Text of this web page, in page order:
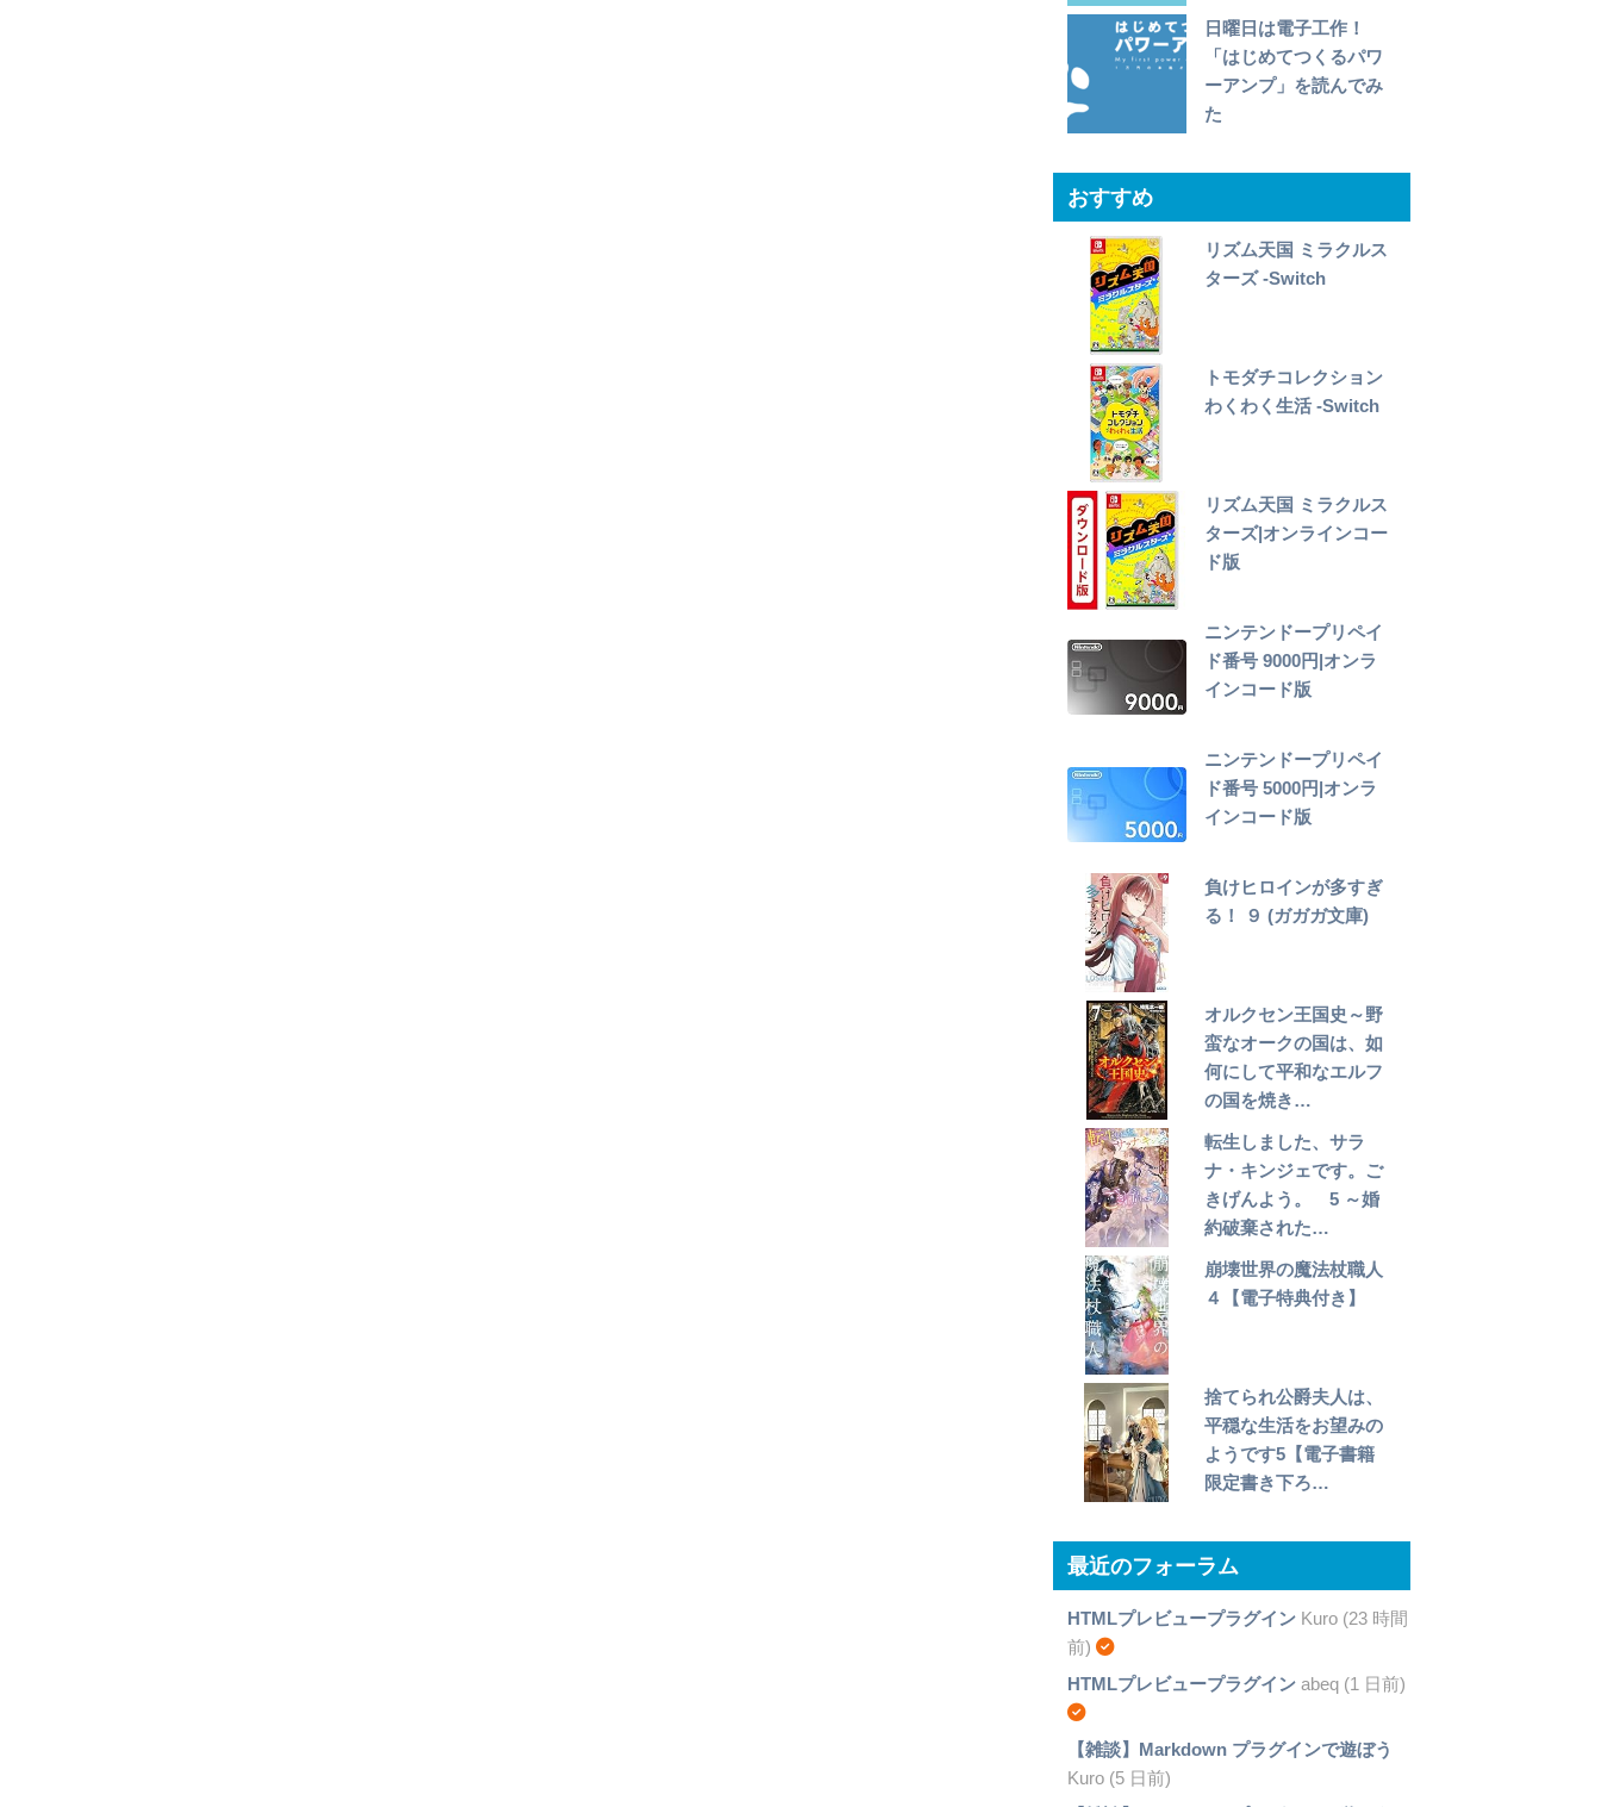
日曜日は電子工作！
「はじめてつくるパワ
ーアンプ」を読んでみ
た
おすすめ
リズム天国 ミラクルス
ターズ -Switch
トモダチコレクション
わくわく生活 -Switch
リズム天国 ミラクルス
ターズ|オンラインコー
ド版
ニンテンドープリペイ
ド番号 9000円|オンラ
インコード版
ニンテンドープリペイ
ド番号 5000円|オンラ
インコード版
負けヒロインが多すぎ
る！ ９ (ガガガ文庫)
オルクセン王国史～野
蛮なオークの国は、如
何にして平和なエルフ
の国を焼き…
転生しました、サラ
ナ・キンジェです。ご
きげんよう。 5 ～婚
約破棄された…
崩壊世界の魔法杖職人
４【電子特典付き】
捨てられ公爵夫人は、
平穏な生活をお望みの
ようです5【電子書籍
限定書き下ろ…
最近のフォーラム
HTMLプレビュープラグインKuro (23 時間
前)
HTMLプレビュープラグインabeq (1 日前)
【雑談】Markdown プラグインで遊ぼう
Kuro (5 日前)